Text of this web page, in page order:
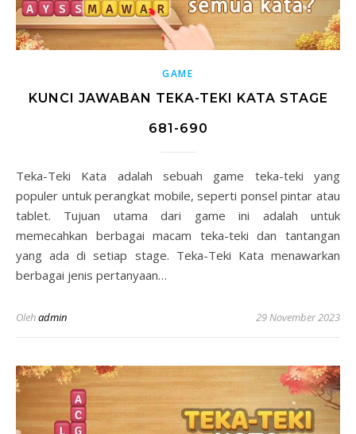
GAME
KUNCI JAWABAN TEKA-TEKI KATA STAGE
681-690
Teka-Teki Kata adalah sebuah game teka-teki yang
populer untuk perangkat mobile, seperti ponsel pintar atau
tablet. Tujuan utama dari game ini adalah untuk
memecahkan berbagai macam teka-teki dan tantangan
yang ada di setiap stage. Teka-Teki Kata menawarkan
berbagai jenis pertanyaan…
Olehadmin 29 November 2023